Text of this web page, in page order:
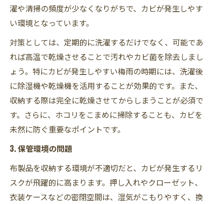
濯や清掃の頻度が少なくなりがちで、カビが発生しやす
い環境となっています。
対策としては、定期的に洗濯するだけでなく、可能であ
れば高温で乾燥させることで汚れやカビ菌を除去しまし
ょう。特にカビが発生しやすい梅雨の時期には、洗濯後
に除湿機や乾燥機を活用することが効果的です。また、
収納する際は完全に乾燥させてからしまうことが必須で
す。さらに、ホコリをこまめに掃除することも、カビを
未然に防ぐ重要なポイントです。
3. 保管環境の問題
布製品を収納する環境が不適切だと、カビが発生するリ
スクが飛躍的に高まります。押し入れやクローゼット、
衣装ケースなどの密閉空間は、湿気がこもりやすく、換